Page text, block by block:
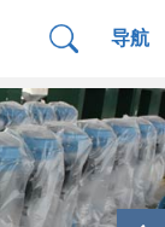
导航